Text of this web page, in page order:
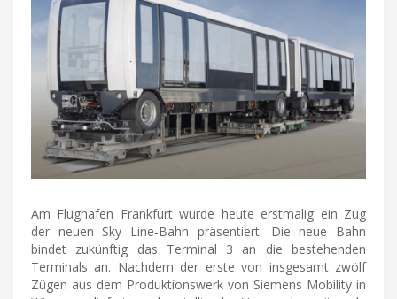
Am Flughafen Frankfurt wurde heute erstmalig ein Zug
der neuen Sky Line-Bahn präsentiert. Die neue Bahn
bindet zukünftig das Terminal 3 an die bestehenden
Terminals an. Nachdem der erste von insgesamt zwölf
Zügen aus dem Produktionswerk von Siemens Mobility in